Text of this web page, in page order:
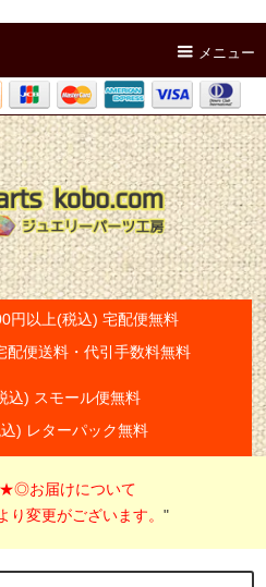
メニュー
円以上(税込) 宅配便無料
配便送料・代引手数料無料
込) スモール便無料
) レターパック無料
お届けについて
り変更がございます。"